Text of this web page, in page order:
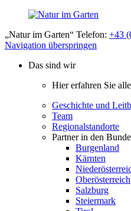
„Natur im Garten“ Telefon: +43
Navigation überspringen
Das sind wir
Hier erfahren Sie
Geschichte und
Team
Regionalstandorte
Partner in den
Burgenland
Kärnten
Oberösterreich
Salzburg
Steiermark